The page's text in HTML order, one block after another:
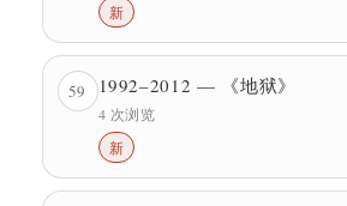
新
59 1992–2012 — 《地狱》
4 次浏览
新